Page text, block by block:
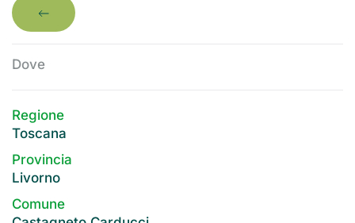
Dove
Regione
Toscana
Provincia
Livorno
Comune